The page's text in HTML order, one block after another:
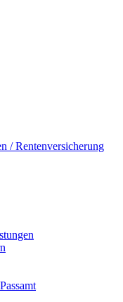
/ Rentenversicherung